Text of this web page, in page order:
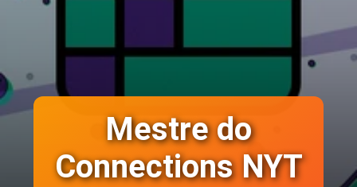
Mestre do
Connections NYT